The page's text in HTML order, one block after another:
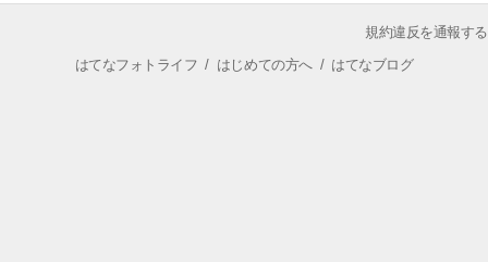
規約違反を通報する
はてなフォトライフ / はじめての方へ/ はてなブログ